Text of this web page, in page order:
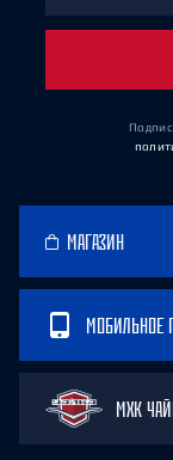
МАГАЗИН
МОБИЛЬНОЕ
МХК